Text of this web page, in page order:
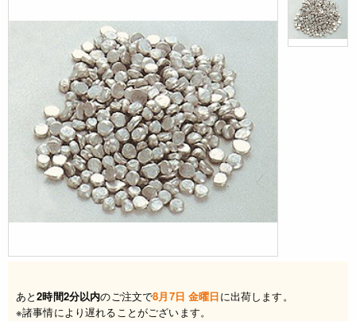
あと2時間2分以内のご注文で8月7日 金曜日に出荷します。
※諸事情により遅れることがございます。